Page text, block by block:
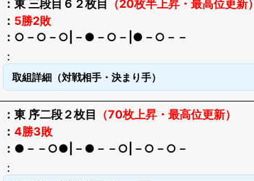
東 三段目６２枚目 （20枚半上昇・最高位更新）
5勝2敗
○－○－○|－●－○－|●－○－－
取組詳細（対戦相手・決まり手）
東 序二段２枚目 （70枚上昇・最高位更新）
4勝3敗
●－－○●|－●－－○|－○－○－